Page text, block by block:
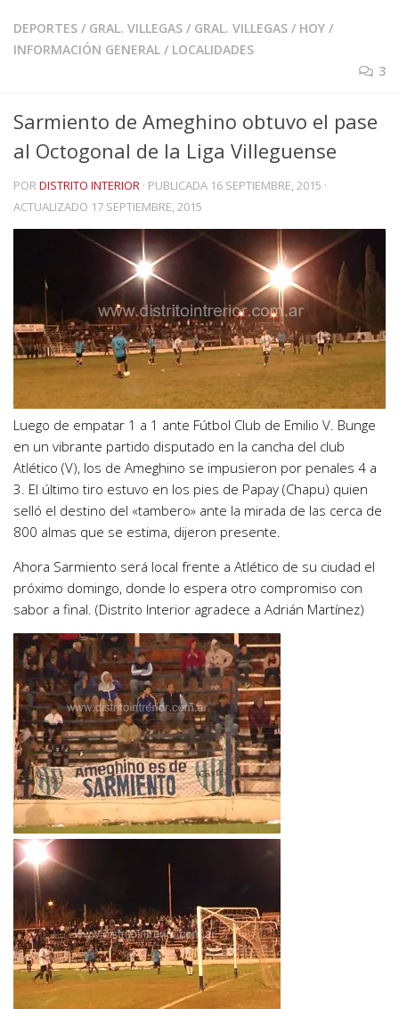
DEPORTES / GRAL. VILLEGAS / GRAL. VILLEGAS / HOY /
INFORMACIÓN GENERAL / LOCALIDADES
3
Sarmiento de Ameghino obtuvo el pase
al Octogonal de la Liga Villeguense
PORDISTRITO INTERIOR · PUBLICADA 16 SEPTIEMBRE, 2015 ·
ACTUALIZADO 17 SEPTIEMBRE, 2015
Luego de empatar 1 a 1 ante Fútbol Club de Emilio V. Bunge
en un vibrante partido disputado en la cancha del club
Atlético (V), los de Ameghino se impusieron por penales 4 a
3. El último tiro estuvo en los pies de Papay (Chapu) quien
selló el destino del «tambero» ante la mirada de las cerca de
800 almas que se estima, dijeron presente.
Ahora Sarmiento será local frente a Atlético de su ciudad el
próximo domingo, donde lo espera otro compromiso con
sabor a final. (Distrito Interior agradece a Adrián Martínez)